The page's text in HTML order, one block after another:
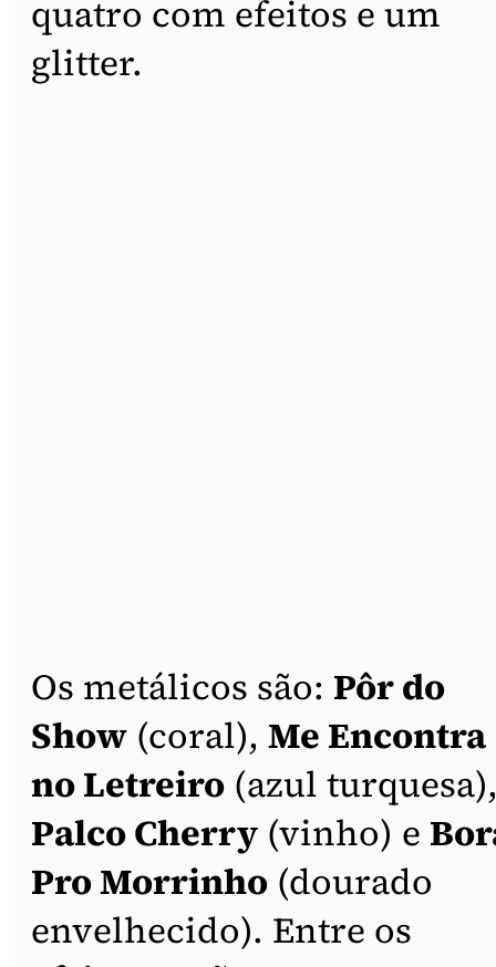
quatro com efeitos e um
glitter.
Os metálicos são: Pôr do
Show (coral), Me Encontra
no Letreiro (azul
Palco Cherry (vinho) e
Pro Morrinho (dourado
envelhecido). Entre os